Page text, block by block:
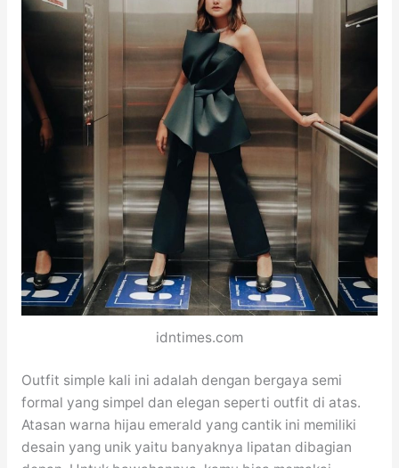
idntimes.com
Outfit simple kali ini adalah dengan bergaya semi
formal yang simpel dan elegan seperti outfit di atas.
Atasan warna hijau emerald yang cantik ini memiliki
desain yang unik yaitu banyaknya lipatan dibagian